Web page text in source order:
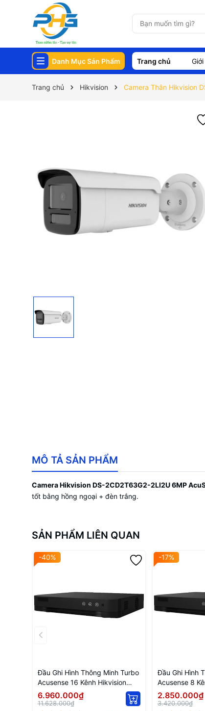
Danh Mục Sản Phẩm Trang chủ
Trang chủ Hikvision Camera Thân Hikvision
MÔ TẢ SẢN PHẨM
Camera Hikvision DS-2CD2T63G2-2LI2U 6MP
tốt bằng hồng ngoại + đèn trắng.
SẢN PHẨM LIÊN QUAN
-40%
Đầu Ghi Hình Thông Minh Turbo
Acusense 16 Kênh Hikvision
IDS-7216HQHI-M1/FA
6.960.000₫
11.628.000₫
-17%
Đầu Ghi Hình
Acusense 8
7208HQHI-M1/
2.850.000₫
3.420.000₫